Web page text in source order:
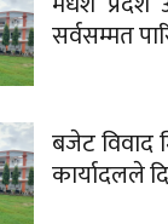
सर्वसम्मत
बजेट विवाद
कार्यादलले